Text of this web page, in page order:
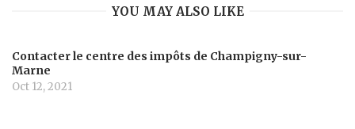
YOU MAY ALSO LIKE
Contacter le centre des impôts de Champigny-sur-
Marne
Oct 12, 2021